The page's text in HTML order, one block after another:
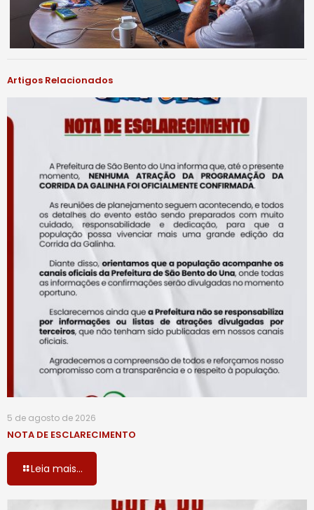
Artigos Relacionados
5 de agosto de 2026
NOTA DE ESCLARECIMENTO
Leia mais...